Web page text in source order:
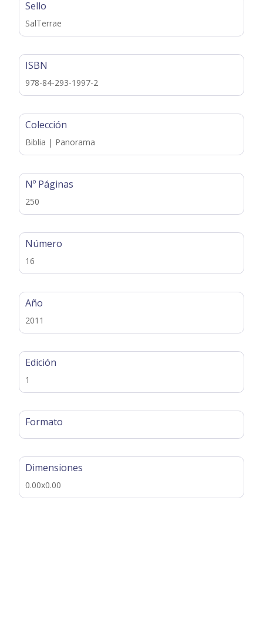
Sello
SalTerrae
ISBN
978-84-293-1997-2
Colección
Biblia | Panorama
Nº Páginas
250
Número
16
Año
2011
Edición
1
Formato
Dimensiones
0.00x0.00